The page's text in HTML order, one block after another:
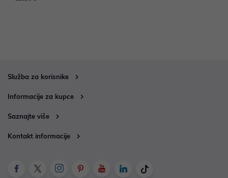
Služba za korisnike
Informacije za kupce
Saznajte više
Kontakt informacije